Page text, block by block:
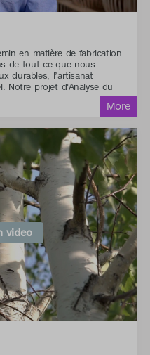
en matière de fabrication
de tout ce que nous
durables, l’artisanat
Notre projet d'Analyse du
video